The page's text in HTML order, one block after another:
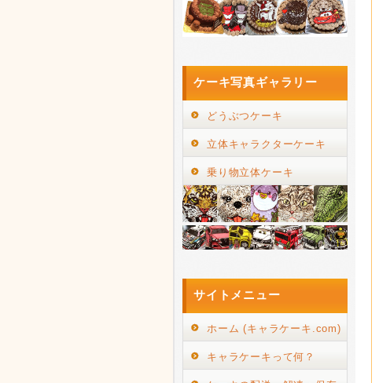
ケーキ写真ギャラリー
どうぶつケーキ
立体キャラクターケーキ
乗り物立体ケーキ
サイトメニュー
ホーム (キャラケーキ.com)
キャラケーキって何？